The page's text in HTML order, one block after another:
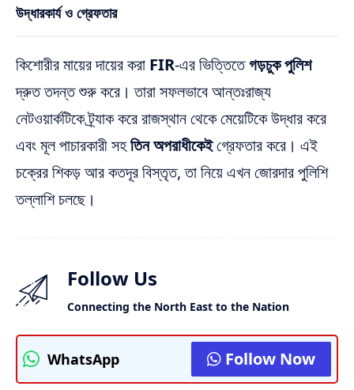
উদ্ধারকার্য ও গ্রেফতার
কিশোরীর মায়ের দায়ের করা FIR-এর ভিত্তিতেগড়চুক পুলিশ
দ্রুত তদন্ত শুরু করে। তারা সফলভাবে আন্তঃরাজ্য
নেটওয়ার্কটিকে ট্র্যাক করে রাজস্থান থেকে মেয়েটিকে উদ্ধার করে
এবং মূল পাচারকারী সহতিন অপরাধীকেইগ্রেফতার করে। এই
চক্রের শিকড় আর কতদূর বিস্তৃত, তা নিয়ে এখন জোরদার পুলিশি
তল্লাশি চলছে।
Follow Us
Connecting the North East to the Nation
WhatsApp Follow Now